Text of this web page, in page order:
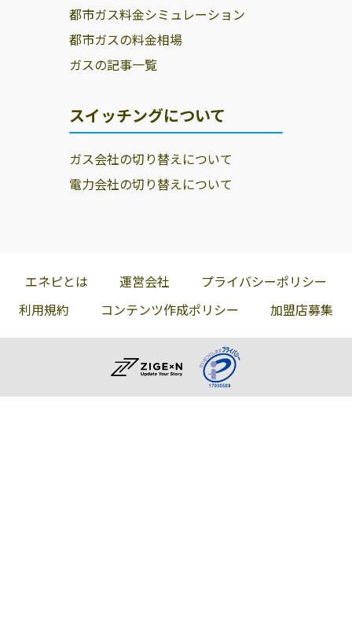
都市ガス料金シミュレーション
都市ガスの料金相場
ガスの記事一覧
スイッチングについて
ガス会社の切り替えについて
電力会社の切り替えについて
エネピとは 運営会社
プライバシーポリシー
利用規約
コンテンツ作成ポリシー 加盟店募集